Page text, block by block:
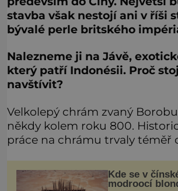
stavba však nestojí ani v říši
bývalé perle britského
Nalezneme ji na Jávě,
který patří Indonésii. Proč
navštívit?
Velkolepý chrám zvaný
někdy kolem roku 800.
práce na chrámu trvaly téměř
Kde se v
modroocí